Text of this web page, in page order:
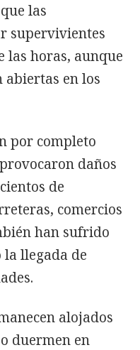
las
supervivientes
las horas, aunque
abiertas en los
por completo
daños
de
comercios
han sufrido
llegada de
alojados
duermen en